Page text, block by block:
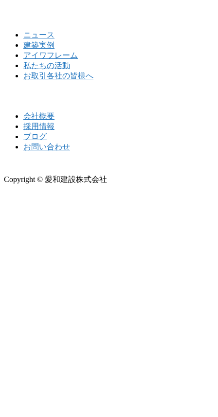
ニュース
建築実例
アイワフレーム
私たちの活動
お取引各社の皆様へ
会社概要
採用情報
ブログ
お問い合わせ
Copyright © 愛和建設株式会社